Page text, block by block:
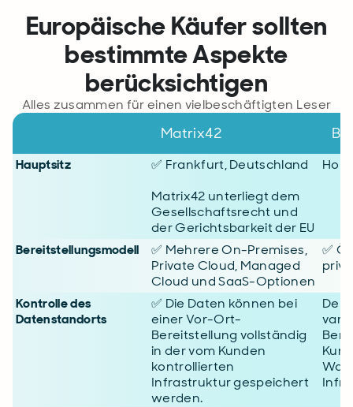
Europäische Käufer sollten
bestimmte Aspekte
berücksichtigen
Alles zusammen für einen vielbeschäftigten Leser
Matrix42
Hauptsitz
✅ Frankfurt, Deutschland
Matrix42 unterliegt dem
Gesellschaftsrecht und
der Gerichtsbarkeit der EU
Bereitstellungsmodell
✅ Mehrere On-Premises,
Private Cloud, Managed
Cloud und SaaS-Optionen
✅
Kontrolle des
Datenstandorts
✅ Die Daten können bei
einer Vor-Ort-
Bereitstellung vollständig
in der vom Kunden
kontrollierten
Infrastruktur gespeichert
werden.
Der